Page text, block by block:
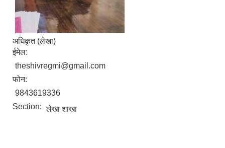
अधिकृत (लेखा)
ईमेल:
theshivregmi@gmail.com
फोन:
9843619336
Section: लेखा शाखा